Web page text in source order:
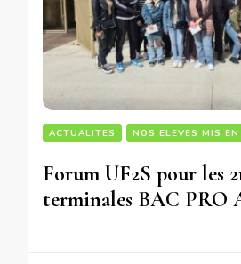
ACTUALITES NOS ELEVES MIS
Forum UF2S pour les
terminales BAC PRO